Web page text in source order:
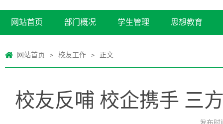
网站首页 部门概况 学生管理 思想教育
网站首页 > 校友工作 > 正文
校友反哺 校企携手 三